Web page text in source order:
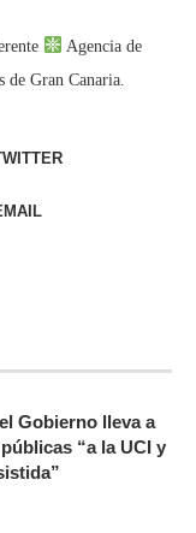
Agencia de
Gran Canaria.
Gobierno lleva a
“a la UCI y